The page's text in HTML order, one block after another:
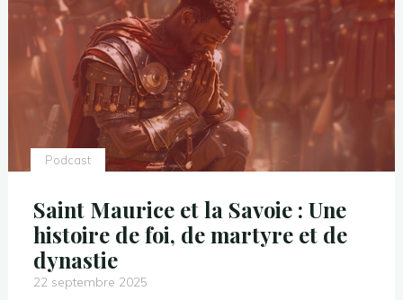
Podcast
Saint Maurice et la Savoie : Une
histoire de foi, de martyre et de
dynastie
22 septembre 2025